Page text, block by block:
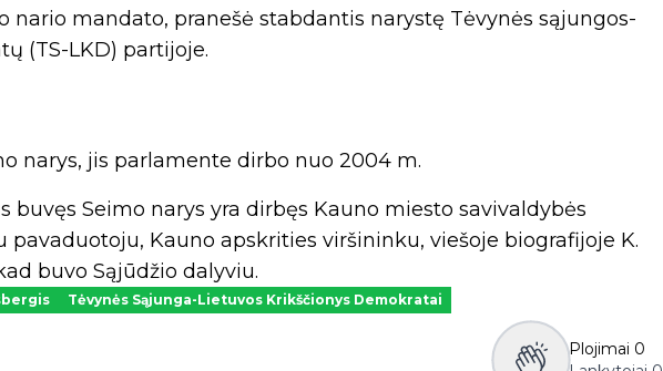
nario mandato, pranešė stabdantis narystę Tėvynės sąjungos-
(TS-LKD) partijoje.
narys, jis parlamente dirbo nuo 2004 m.
buvęs Seimo narys yra dirbęs Kauno miesto savivaldybės
Kauno apskrities viršininku, viešoje biografijoje K.
buvo Sąjūdžio dalyviu.
Tėvynės Sąjunga-Lietuvos Krikščionys Demokratai
Plojimai 0